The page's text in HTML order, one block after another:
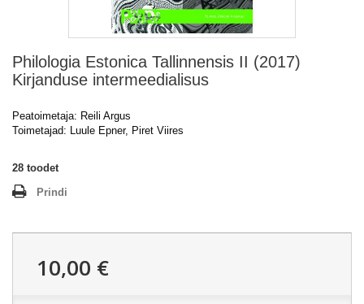
Philologia Estonica Tallinnensis II (2017)
Kirjanduse intermeedialisus
Peatoimetaja: Reili Argus
Toimetajad: Luule Epner, Piret Viires
28 toodet
Prindi
10,00 €